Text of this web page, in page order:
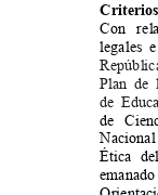
Con
legales
Plan de
de
de
Ética